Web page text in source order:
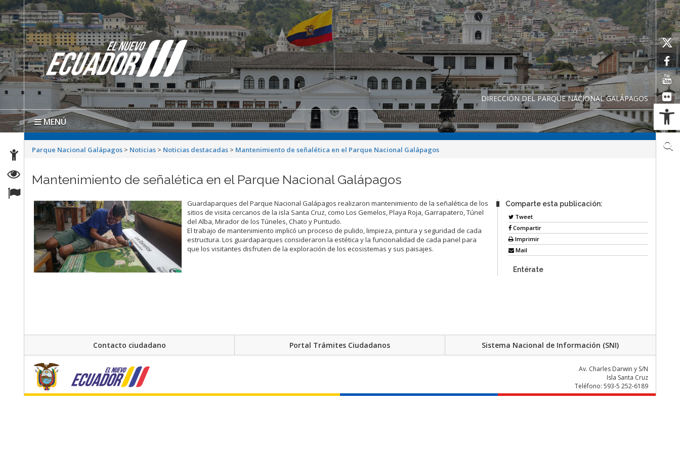
DIRECCIÓN DEL PARQUE NACIONAL GALÁPAGOS
MENÚ
Parque Nacional Galápagos > Noticias > Noticias destacadas > Mantenimiento de señalética en el Parque Nacional Galápagos
Mantenimiento de señalética en el Parque Nacional Galápagos
Guardaparques del Parque Nacional Galápagos realizaron mantenimiento de la señalética de los
sitios de visita cercanos de la isla Santa Cruz, como Los Gemelos, Playa Roja, Garrapatero, Túnel
del Alba, Mirador de los Túneles, Chato y Puntudo.
El trabajo de mantenimiento implicó un proceso de pulido, limpieza, pintura y seguridad de cada
estructura. Los guardaparques consideraron la estética y la funcionalidad de cada panel para
que los visitantes disfruten de la exploración de los ecosistemas y sus paisajes.
Comparte esta publicación:
Tweet
Compartir
Imprimir
Mail
Entérate
Contacto ciudadano Portal Trámites Ciudadanos Sistema Nacional de Información (SNI)
Av. Charles Darwin y S/N
Isla Santa Cruz
Teléfono: 593-5 252-6189